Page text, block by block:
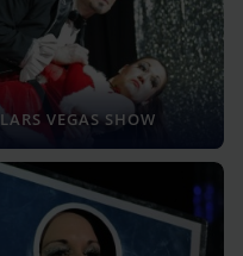
LARS VEGAS SHOW